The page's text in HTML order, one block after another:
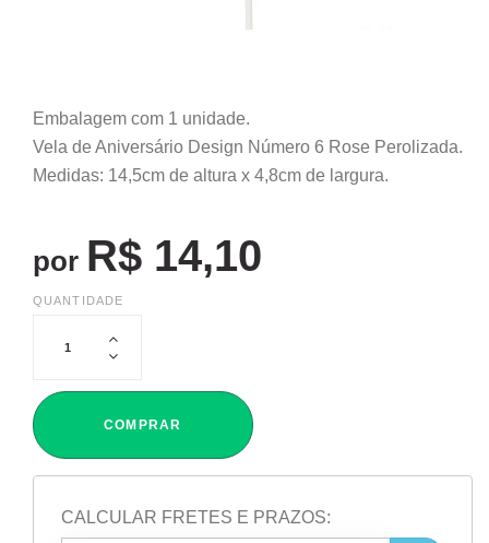
Embalagem com 1 unidade.
Vela de Aniversário Design Número 6 Rose Perolizada.
Medidas: 14,5cm de altura x 4,8cm de largura.
por R$ 14,10
QUANTIDADE
COMPRAR
CALCULAR FRETES E PRAZOS: